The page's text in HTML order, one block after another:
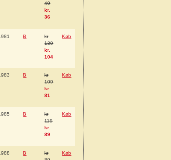
49
kr.
36
B
kr
139
kr.
104
Køb
B
kr
109
kr.
81
Køb
B
kr
119
kr.
89
Køb
B
kr
Køb